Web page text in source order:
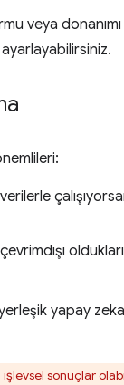
veya
çevrimdışı
yapay
sonuçlar